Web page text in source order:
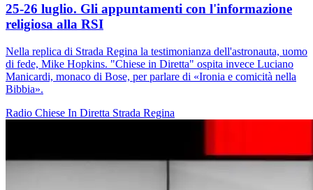
25-26 luglio. Gli appuntamenti con l'informazione
religiosa alla RSI
Nella replica di Strada Regina la testimonianza dell'astronauta, uomo
di fede, Mike Hopkins. "Chiese in Diretta" ospita invece Luciano
Manicardi, monaco di Bose, per parlare di «Ironia e comicità nella
Bibbia».
Radio Chiese In Diretta Strada Regina